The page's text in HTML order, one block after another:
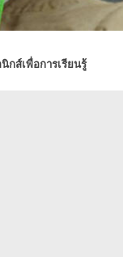
กส์เพื่อการเรียนรู้